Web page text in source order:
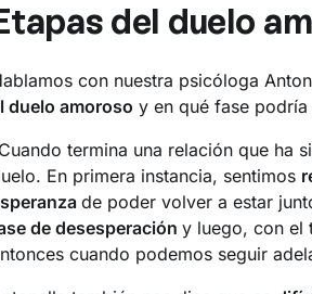
del duelo
con nuestra psicóloga
duelo amoroso y en qué fase podría
termina una relación que ha
En primera instancia, sentimos
de poder volver a estar
de desesperacióny luego, con el
cuando podemos seguir